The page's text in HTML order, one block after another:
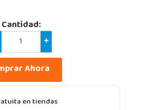
Cantidad:
+
Ahora
en tiendas